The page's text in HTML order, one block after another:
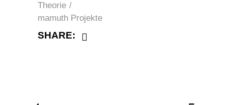
Theorie
mamuth Projekte
SHARE: